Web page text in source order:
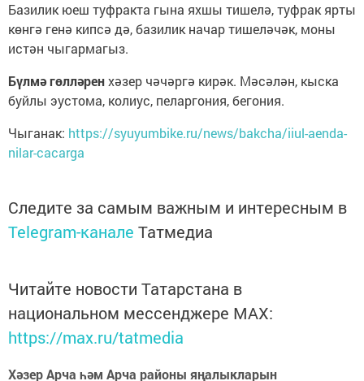
Базилик юеш туфракта гына яхшы тишелә, туфрак ярты
көнгә генә кипсә дә, базилик начар тишеләчәк, моны
истән чыгармагыз.
Бүлмә гөлләренхәзер чәчәргә кирәк. Мәсәлән, кыска
буйлы эустома, колиус, пеларгония, бегония.
Чыганак: https://syuyumbike.ru/news/bakcha/iiul-aenda-
nilar-cacarga
Следите за самым важным и интересным в
Telegram-канале Татмедиа
Читайте новости Татарстана в
национальном мессенджере MАХ:
https://max.ru/tatmedia
Хәзер Арча һәм Арча районы яңалыкларын